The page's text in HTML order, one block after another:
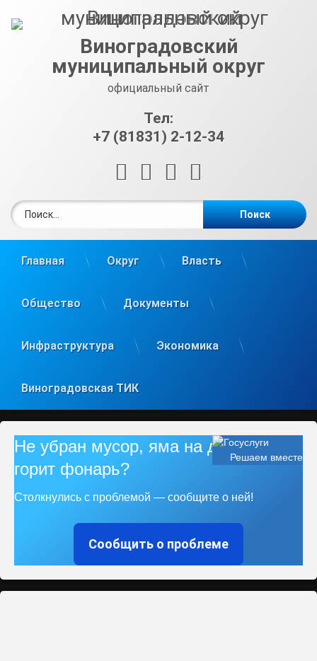
Виноградовский
муниципальный округ
официальный сайт
Тел:
+7 (81831) 2-12-34
RSS E-mailВКонтакте
Главная Округ Власть
Общество Документы
Инфраструктура Экономика
Виноградовская ТИК
Решаем вместе
Не убран мусор, яма на дороге, не
горит фонарь?
Столкнулись с проблемой — сообщите о ней!
Сообщить о проблеме